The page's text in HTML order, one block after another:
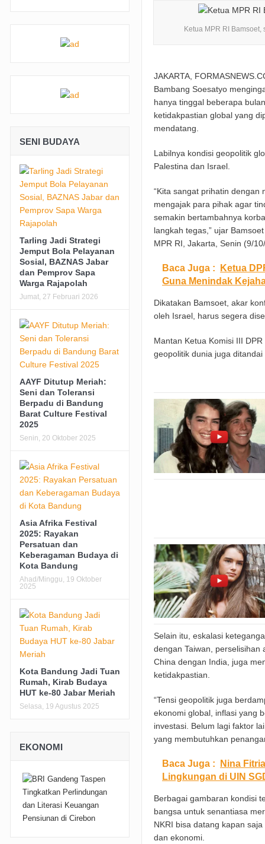
BRI Gandeng Taspen Tingkatkan
Padaringan Leuweung Awi Cisurupan
Farhan: Kritik Mahasiswa Penting untuk
BRI Peduli Serahkan Ambulans untuk
Ketua MPR RI
JAKARTA,
Bambang Soesatyo
hanya tinggal beberapa
ketidakpastian global yang
mendatang.
Labilnya kondisi geopolitik
Palestina dan Israel.
“Kita sangat prihatin dengan
mengajak para pihak agar
semakin bertambahnya
langkah tegas,” ujar
MPR RI, Jakarta, Senin (9/
Baca Juga :
Ketua
Guna Menindak
Dikatakan Bamsoet, akar
oleh Israel, harus segera
Mantan Ketua Komisi III
geopolitik dunia juga
Selain itu, eskalasi
dengan Taiwan,
China dengan India, juga
ketidakpastian.
“Tensi geopolitik juga
ekonomi global, inflasi yang
investasi. Belum lagi faktor
yang membutuhkan
Baca Juga :
Nina
Lingkungan di UIN
Berbagai gambaran kondisi
bangsa untuk senantiasa
NKRI bisa datang kapan
dan ekonomi.
SENI BUDAYA
Tarling Jadi Strategi
Jemput Bola Pelayanan
Sosial, BAZNAS Jabar
dan Pemprov Sapa
Warga Rajapolah
Jumat, 27 Februari 2026
AAYF Ditutup Meriah:
Seni dan Toleransi
Berpadu di Bandung
Barat Culture Festival
2025
Senin, 20 Oktober 2025
Asia Afrika Festival
2025: Rayakan
Persatuan dan
Keberagaman Budaya di
Kota Bandung
Ahad/Minggu, 19 Oktober
2025
Kota Bandung Jadi Tuan
Rumah, Kirab Budaya
HUT ke-80 Jabar Meriah
Selasa, 19 Agustus 2025
EKONOMI